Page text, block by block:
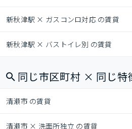
新秋津駅 × ガスコンロ対応 の賃貸
新秋津駅 × バストイレ別 の賃貸
同じ市区町村 × 同じ特
清瀬市 の賃貸
清瀬市 × 洗面所独立 の賃貸